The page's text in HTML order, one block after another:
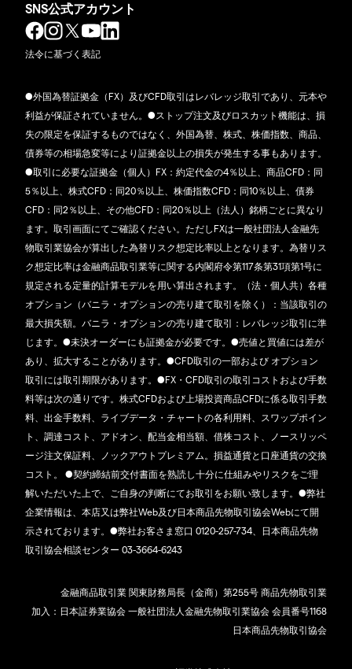
SNS公式アカウント
法令に基づく表記
●外国為替証拠金（FX）及びCFD取引はレバレッジ取引であり、元本や
利益が保証されていません。●ストップ注文及びロスカット機能は、損
失の限定を保証するものではなく、外国為替、株式、株価指数、商品、
債券等の相場急変等により証拠金以上の損失が発生する事もあります。
●取引に必要な証拠金（個人）FX：約定代金の4％以上、商品CFD：同
5％以上、株式CFD：同20％以上、株価指数CFD：同10％以上、債券
CFD：同2％以上、その他CFD：同20％以上（法人）銘柄ごとに異なり
ます。取引画面にてご確認ください。ただしFXは一般社団法人金融先
物取引業協会が算出した為替リスク想定比率以上となります。為替リス
ク想定比率は金融商品取引業等に関する内閣府令第117条第31項第1号に
規定される定量的計算モデルを用い算出されます。（法・個人共）各種
オプション（バニラ・オプションの売り建て取引を除く）：当該取引の
最大損失額。バニラ・オプションの売り建て取引：レバレッジ取引に準
じます。●未決オーダーにも証拠金が必要です。●売値と買値には差が
あり、拡大することがあります。●CFD取引の一部および オプション
取引には取引期限があります。●FX・CFD取引の取引コストおよび手数
料等は次の通りです。株式CFDおよび上場投資商品CFDに係る取引手数
料、出金手数料、ライブデータ・チャートの各利用料、スワップポイン
ト、調達コスト、アドオン、配当金相当額、借株コスト、ノースリッペ
ージ注文保証料、ノックアウトプレミアム。損益通貨と口座通貨の交換
コスト。 ●契約締結前交付書面を熟読し十分に仕組みやリスクをご理
解いただいた上で、ご自身の判断にてお取引をお願い致します。●弊社
企業情報は、本店又は弊社Web及び日本商品先物取引協会Webにて開
示されております。●弊社お客さま窓口 0120-257-734、日本商品先物
取引協会相談センター 03-3664-6243
金融商品取引業 関東財務局長（金商）第255号 商品先物取引業
加入：日本証券業協会 一般社団法人金融先物取引業協会 会員番号1168
日本商品先物取引協会